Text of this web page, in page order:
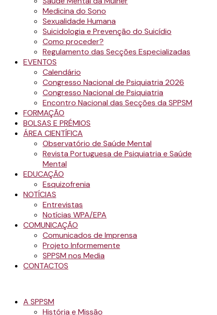
Medicina do Sono
Sexualidade Humana
Suicidologia e Prevenção do Suicídio
Como proceder?
Regulamento das Secções Especializadas
EVENTOS
Calendário
Congresso Nacional de Psiquiatria 2026
Congresso Nacional de Psiquiatria
Encontro Nacional das Secções da SPPSM
FORMAÇÃO
BOLSAS E PRÉMIOS
ÁREA CIENTÍFICA
Observatório de Saúde Mental
Revista Portuguesa de Psiquiatria e Saúde
Mental
EDUCAÇÃO
Esquizofrenia
NOTÍCIAS
Entrevistas
Notícias WPA/EPA
COMUNICAÇÃO
Comunicados de Imprensa
Projeto Informemente
SPPSM nos Media
CONTACTOS
A SPPSM
História e Missão